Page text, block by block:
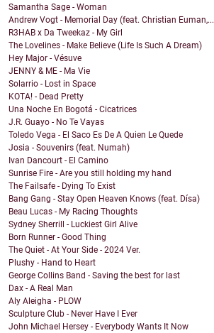
Samantha Sage - Woman
Andrew Vogt - Memorial Day (feat. Christian Euman,...
R3HAB x Da Tweekaz - My Girl
The Lovelines - Make Believe (Life Is Such A Dream)
Hey Major - Vésuve
JENNY & ME - Ma Vie
Solarrio - Lost in Space
KOTA! - Dead Pretty
Una Noche En Bogotá - Cicatrices
J.R. Guayo - No Te Vayas
Toledo Vega - El Saco Es De A Quien Le Quede
Josia - Souvenirs (feat. Numah)
Ivan Dancourt - El Camino
Sunrise Fire - Are you still holding my hand
The Failsafe - Dying To Exist
Bang Gang - Stay Open Heaven Knows (feat. Dísa)
Beau Lucas - My Racing Thoughts
Sydney Sherrill - Luckiest Girl Alive
Born Runner - Good Thing
The Quiet - At Your Side - 2024 Ver.
Plushy - Hand to Heart
George Collins Band - Saving the best for last
Dax - A Real Man
Aly Aleigha - PLOW
Sculpture Club - Never Have I Ever
John Michael Hersey - Everybody Wants It Now